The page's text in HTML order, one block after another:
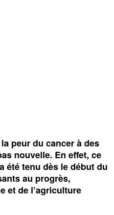
peur du cancer à des
nouvelle. En effet, ce
été tenu dès le début du
au progrès,
et de l’agriculture